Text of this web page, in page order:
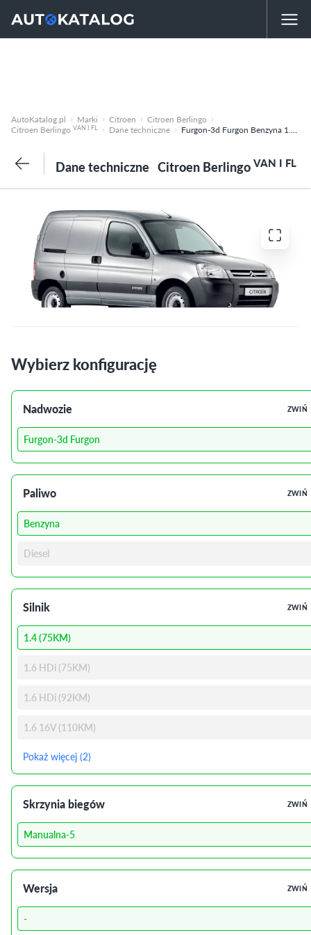
AutoKatalog.pl Marki Citroen
Citroen Berlingo
Citroen Berlingo VAN I FL Dane techniczne Furgon-3d Furgon Benzyna 1.4 (75KM) Manualna-5 -
Dane techniczne Citroen BerlingoVAN I FL
Wybierz konfigurację
Nadwozie ZWIŃ
Furgon-3d Furgon
Paliwo ZWIŃ
Benzyna
Diesel
Silnik ZWIŃ
1.4 (75KM)
1.6 HDi (75KM)
1.6 HDi (92KM)
1.6 16V (110KM)
Pokaż więcej (2)
Skrzynia biegów ZWIŃ
Manualna-5
Wersja ZWIŃ
-